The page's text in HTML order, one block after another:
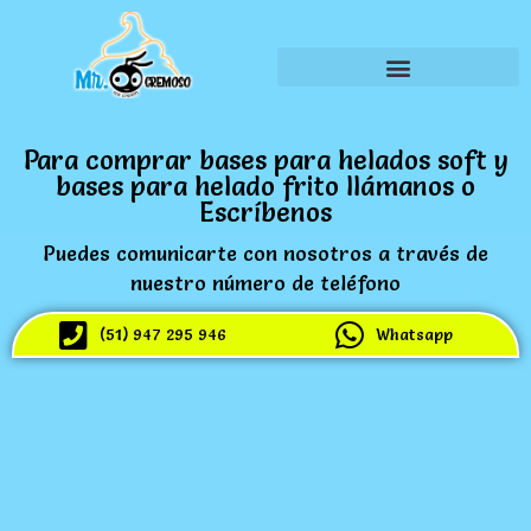
Para comprar bases para helados soft y
bases para helado frito llámanos o
Escríbenos
Puedes comunicarte con nosotros a través de
nuestro número de teléfono
(51) 947 295 946 Whatsapp